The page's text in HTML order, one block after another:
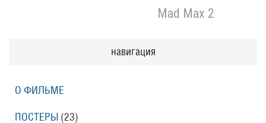
Mad Max 2
навигация
О ФИЛЬМЕ
ПОСТЕРЫ (23)